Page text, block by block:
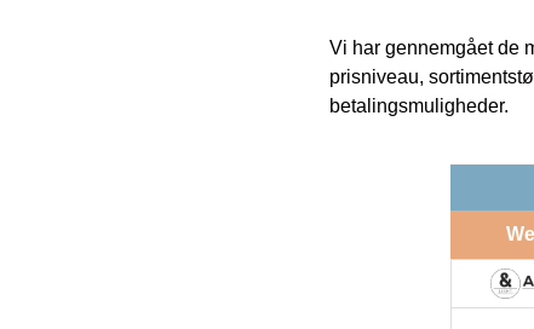
Vi har gennemgået de
prisniveau,
betalingsmuligheder.